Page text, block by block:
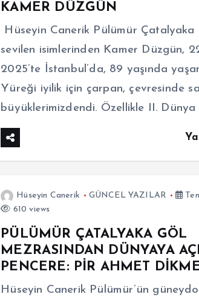
KAMER DÜZGÜN
Hüseyin Canerik Pülümür Çatalyaka
sevilen isimlerinden Kamer Düzgün,
2025’te İstanbul’da, 89 yaşında
Yüreği iyilik için çarpan, çevresinde
büyüklerimizdendi. Özellikle II. Dünya
Hüseyin Canerik GÜNCEL YAZILAR
610 views
PÜLÜMÜR ÇATALYAKA GÖL
MEZRASINDAN DÜNYAYA
PENCERE: PİR AHMET
Hüseyin Canerik Pülümür’ün